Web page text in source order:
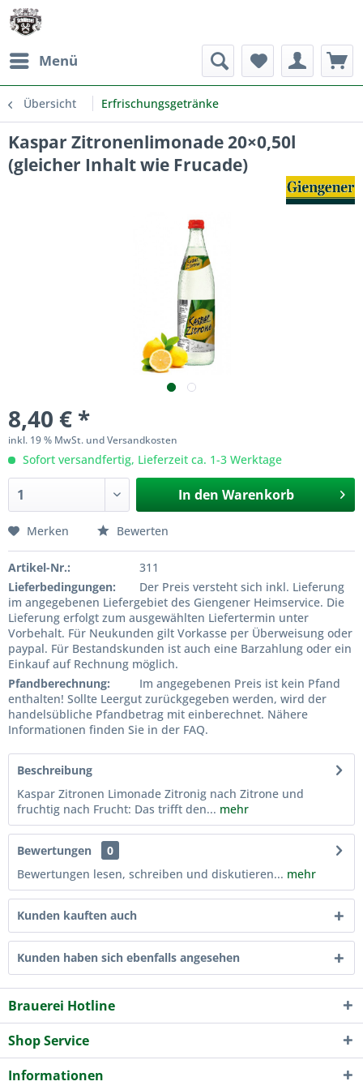
Menü
Übersicht Erfrischungsgetränke
Kaspar Zitronenlimonade 20×0,50l
(gleicher Inhalt wie Frucade)
8,40 € *
inkl. 19 % MwSt. und Versandkosten
Sofort versandfertig, Lieferzeit ca. 1-3 Werktage
In den Warenkorb
Merken Bewerten
Artikel-Nr.:
311
Lieferbedingungen:
Der Preis versteht sich inkl. Lieferung
im angegebenen Liefergebiet des Giengener Heimservice. Die
Lieferung erfolgt zum ausgewählten Liefertermin unter
Vorbehalt. Für Neukunden gilt Vorkasse per Überweisung oder
paypal. Für Bestandskunden ist auch eine Barzahlung oder ein
Einkauf auf Rechnung möglich.
Pfandberechnung:
Im angegebenen Preis ist kein Pfand
enthalten! Sollte Leergut zurückgegeben werden, wird der
handelsübliche Pfandbetrag mit einberechnet. Nähere
Informationen finden Sie in der FAQ.
Beschreibung
Kaspar Zitronen Limonade Zitronig nach Zitrone und
fruchtig nach Frucht: Das trifft den... mehr
Bewertungen
0
Bewertungen lesen, schreiben und diskutieren... mehr
Kunden kauften auch
Kunden haben sich ebenfalls angesehen
Brauerei Hotline
Shop Service
Informationen